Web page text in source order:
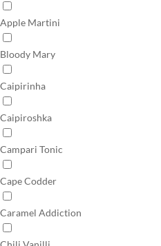
Apple Martini
Bloody Mary
Caipirinha
Caipiroshka
Campari Tonic
Cape Codder
Caramel Addiction